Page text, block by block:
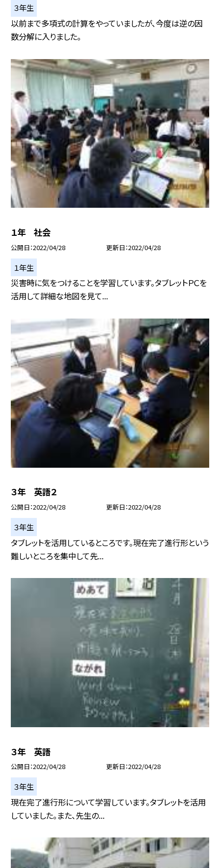
３年生
以前まで多項式の計算をやっていましたが、今度は逆の因
数分解に入りました。
１年 社会
公開日 2022/04/28 更新日 2022/04/28
１年生
災害時に気をつけることを学習しています。タブレットＰＣを
活用して詳細な地図を見て...
３年 英語２
公開日 2022/04/28 更新日 2022/04/28
３年生
タブレットを活用しているところです。現在完了進行形という
難しいところを集中して先...
３年 英語
公開日 2022/04/28 更新日 2022/04/28
３年生
現在完了進行形について学習しています。タブレットを活用
していました。また、先生の...